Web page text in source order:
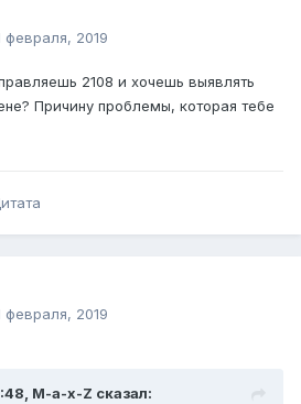
февраля, 2019
2108 и хочешь выявлять
Причину проблемы, которая тебе
февраля, 2019
M-a-x-Z сказал: